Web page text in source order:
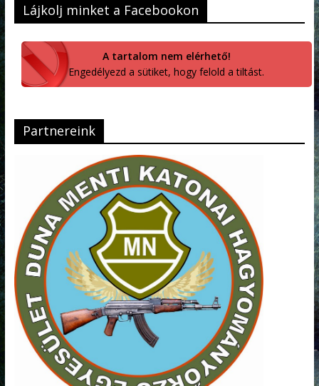
Lájkolj minket a Facebookon
A tartalom nem elérhető!
Engedélyezd a sütiket, hogy felold a tiltást.
Partnereink